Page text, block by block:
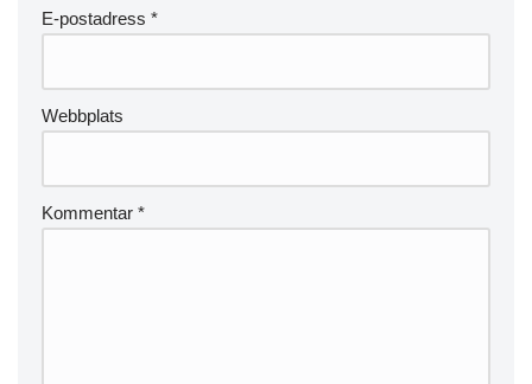
E-postadress *
Webbplats
Kommentar *